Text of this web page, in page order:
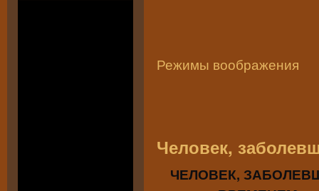
Режимы воображения
Человек,
ЧЕЛОВЕК,